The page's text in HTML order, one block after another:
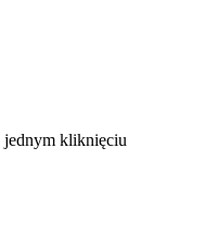
kliknięciu